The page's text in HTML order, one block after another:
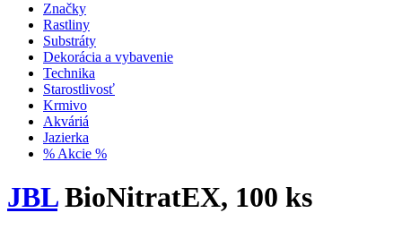
Značky
Rastliny
Substráty
Dekorácia a vybavenie
Technika
Starostlivosť
Krmivo
Akváriá
Jazierka
% Akcie %
JBLBioNitratEX, 100 ks